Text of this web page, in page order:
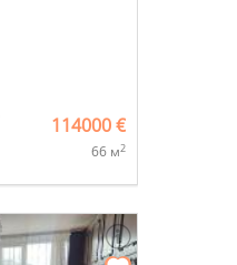
114000 €
66 м2